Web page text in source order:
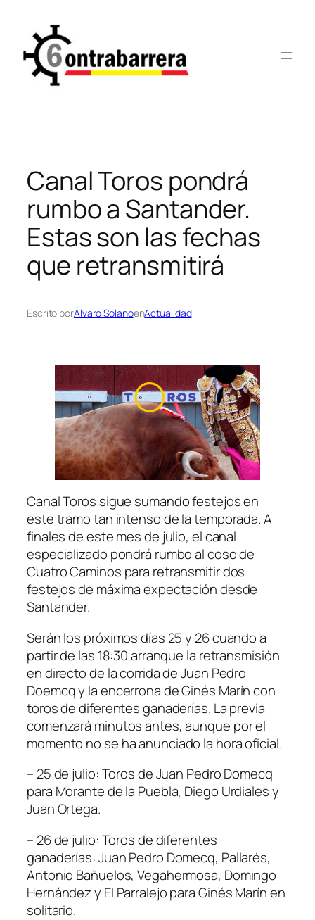
contenido
Canal Toros pondrá
rumbo a Santander.
Estas son las fechas
que retransmitirá
Escrito porÁlvaro SolanoenActualidad
Canal Toros sigue sumando festejos en
este tramo tan intenso de la temporada. A
finales de este mes de julio, el canal
especializado pondrá rumbo al coso de
Cuatro Caminos para retransmitir dos
festejos de máxima expectación desde
Santander.
Serán los próximos días 25 y 26 cuando a
partir de las 18:30 arranque la retransmisión
en directo de la corrida de Juan Pedro
Doemcq y la encerrona de Ginés Marín con
toros de diferentes ganaderías. La previa
comenzará minutos antes, aunque por el
momento no se ha anunciado la hora oficial.
– 25 de julio: Toros de Juan Pedro Domecq
para Morante de la Puebla, Diego Urdiales y
Juan Ortega.
– 26 de julio: Toros de diferentes
ganaderías: Juan Pedro Domecq, Pallarés,
Antonio Bañuelos, Vegahermosa, Domingo
Hernández y El Parralejo para Ginés Marín en
solitario.